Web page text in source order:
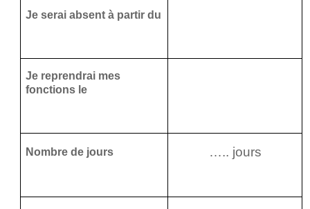
Je serai absent à partir du
Je reprendrai mes
fonctions le
Nombre de jours ….. jours